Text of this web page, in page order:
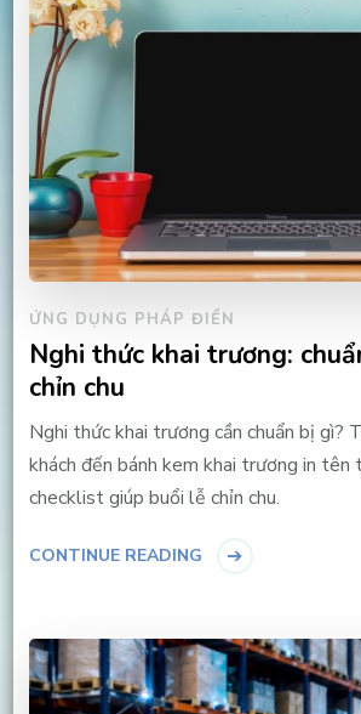
ỨNG DỤNG PHÁP ĐIỂN
Nghi thức khai trương:
chỉn chu
Nghi thức khai trương cần chuẩn bị gì?
khách đến bánh kem khai trương in
checklist giúp buổi lễ chỉn chu.
CONTINUE READING